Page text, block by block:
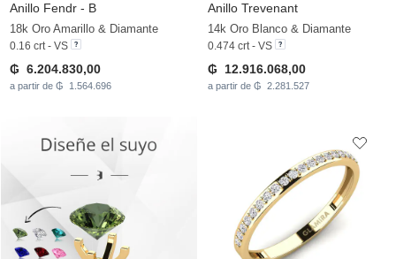
Anillo Fendr - B
18k Oro Amarillo & Diamante
0.16 crt - VS
₲ 6.204.830,00
a partir de ₲ 1.564.696
Anillo Trevenant
14k Oro Blanco & Diamante
0.474 crt - VS
₲ 12.916.068,00
a partir de ₲ 2.281.527